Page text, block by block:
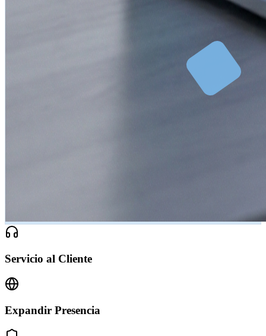
Servicio al Cliente
Expandir Presencia